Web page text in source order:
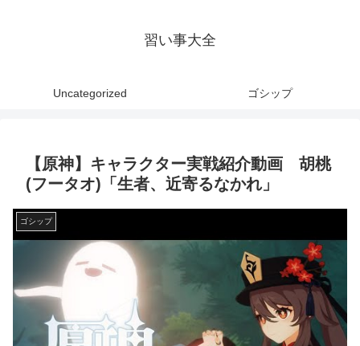
習い事大全
Uncategorized ゴシップ
【原神】キャラクター実戦紹介動画 胡桃
(フータオ)「生者、近寄るなかれ」
ゴシップ